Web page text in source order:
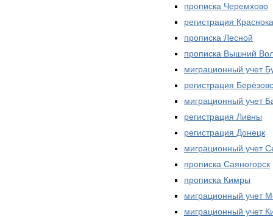
прописка Черемхово
регистрация
прописка Лесной
прописка Вышний
миграционный учет
регистрация
миграционный учет
регистрация Ливны
регистрация Донецк
миграционный учет
прописка Саяногорск
прописка Кимры
миграционный учет
миграционный учет